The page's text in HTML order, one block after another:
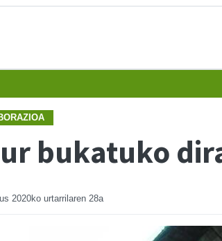
bukatuko
2020ko urtarrilaren 28a